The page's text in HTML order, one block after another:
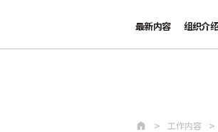
最新内容 组织介
工作内容